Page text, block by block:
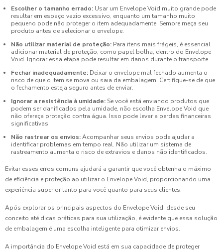
Escolher o tamanho errado: Usar um Envelope Void muito grande pode
resultar em espaço vazio excessivo, enquanto um tamanho muito
pequeno pode não proteger o item adequadamente. Sempre meça seu
produto antes de selecionar o envelope.
Não utilizar material de proteção: Para itens mais frágeis, é essencial
adicionar material de proteção, como papel bolha, dentro do Envelope
Void. Ignorar essa etapa pode resultar em danos durante o transporte.
Fechar inadequadamente: Deixar o envelope mal fechado aumenta o
risco de que o item se mova ou saia da embalagem. Certifique-se de que
o fechamento esteja seguro antes de enviar.
Ignorar a resistência à umidade: Se você está enviando produtos que
podem ser danificados pela umidade, não escolha Envelope Void que
não ofereça proteção contra água. Isso pode levar a perdas financeiras
significativas.
Não rastrear os envios:Acompanhar seus envios pode ajudar a
identificar problemas em tempo real. Não utilizar um sistema de
rastreamento aumenta o risco de extravios e danos não identificados.
Evitar esses erros comuns ajudará a garantir que você obtenha o máximo
de eficiência e proteção ao utilizar o Envelope Void, proporcionando uma
experiência superior tanto para você quanto para seus clientes.
Após explorar os principais aspectos do Envelope Void, desde seu
conceito até dicas práticas para sua utilização, é evidente que essa solução
de embalagem é uma escolha inteligente para otimizar envios.
A importância do Envelope Void está em sua capacidade de proteger